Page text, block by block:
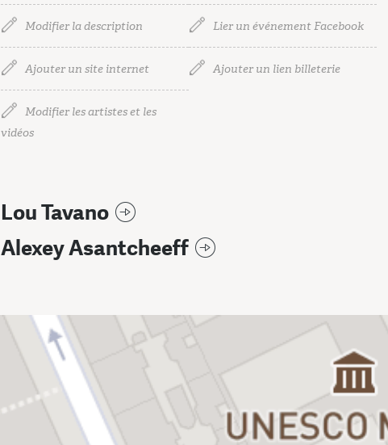
Modifier la description Lier un événement Facebook
Ajouter un site internet Ajouter un lien billeterie
Modifier les artistes et les
vidéos
Lou Tavano
Alexey Asantcheeff